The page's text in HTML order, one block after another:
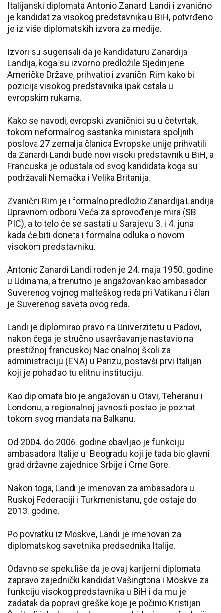
Italijanski diplomata Antonio Zanardi Landi i zvanično
je kandidat za visokog predstavnika u BiH, potvrđeno
je iz više diplomatskih izvora za medije.
Izvori su sugerisali da je kandidaturu Zanardija
Landija, koga su izvorno predložile Sjedinjene
Američke Države, prihvatio i zvanični Rim kako bi
pozicija visokog predstavnika ipak ostala u
evropskim rukama.
Kako se navodi, evropski zvaničnici su u četvrtak,
tokom neformalnog sastanka ministara spoljnih
poslova 27 zemalja članica Evropske unije prihvatili
da Zanardi Landi bude novi visoki predstavnik u BiH, a
Francuska je odustala od svog kandidata koga su
podržavali Nemačka i Velika Britanija.
Zvanični Rim je i formalno predložio Zanardija Landija
Upravnom odboru Veća za sprovođenje mira (SB
PIC), a to telo će se sastati u Sarajevu 3. i 4. juna
kada će biti doneta i formalna odluka o novom
visokom predstavniku.
Antonio Zanardi Landi rođen je 24. maja 1950. godine
u Udinama, a trenutno je angažovan kao ambasador
Suverenog vojnog malteškog reda pri Vatikanu i član
je Suverenog saveta ovog reda.
Landi je diplomirao pravo na Univerzitetu u Padovi,
nakon čega je stručno usavršavanje nastavio na
prestižnoj francuskoj Nacionalnoj školi za
administraciju (ENA) u Parizu, postavši prvi Italijan
koji je pohađao tu elitnu instituciju.
Kao diplomata bio je angažovan u Otavi, Teheranu i
Londonu, a regionalnoj javnosti postao je poznat
tokom svog mandata na Balkanu.
Od 2004. do 2006. godine obavljao je funkciju
ambasadora Italije u Beogradu koji je tada bio glavni
grad državne zajednice Srbije i Crne Gore.
Nakon toga, Landi je imenovan za ambasadora u
Ruskoj Federaciji i Turkmenistanu, gde ostaje do
2013. godine.
Po povratku iz Moskve, Landi je imenovan za
diplomatskog savetnika predsednika Italije.
Odavno se spekuliše da je ovaj karijerni diplomata
zapravo zajednički kandidat Vašingtona i Moskve za
funkciju visokog predstavnika u BiH i da mu je
zadatak da popravi greške koje je počinio Kristijan